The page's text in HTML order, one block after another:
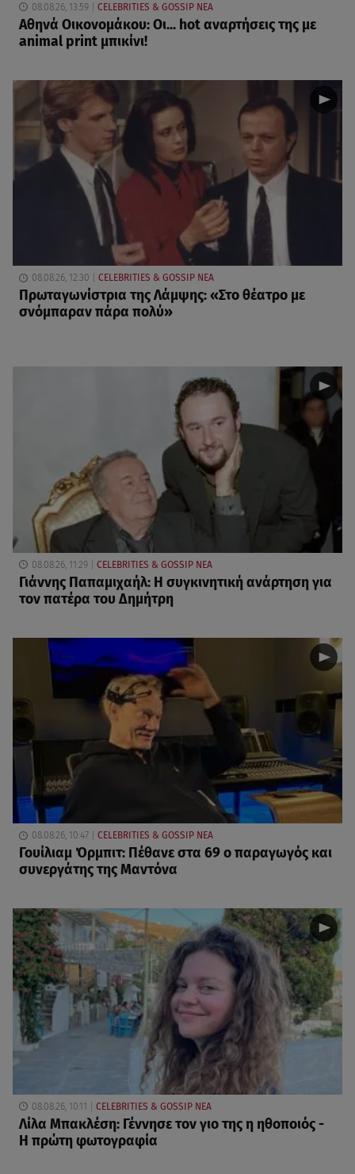
08.08.26, 13:59 CELEBRITIES & GOSSIP ΝΕΑ
Αθηνά Οικονομάκου: Οι... hot αναρτήσεις της με
animal print μπικίνι!
08.08.26, 12:30 CELEBRITIES & GOSSIP ΝΕΑ
Πρωταγωνίστρια της Λάμψης: «Στο θέατρο με
σνόμπαραν πάρα πολύ»
08.08.26, 11:29 CELEBRITIES & GOSSIP ΝΕΑ
Γιάννης Παπαμιχαήλ: Η συγκινητική ανάρτηση για
τον πατέρα του Δημήτρη
08.08.26, 10:47 CELEBRITIES & GOSSIP ΝΕΑ
Γουίλιαμ Όρμπιτ: Πέθανε στα 69 ο παραγωγός και
συνεργάτης της Μαντόνα
08.08.26, 10:11 CELEBRITIES & GOSSIP ΝΕΑ
Λίλα Μπακλέση: Γέννησε τον γιο της η ηθοποιός -
Η πρώτη φωτογραφία